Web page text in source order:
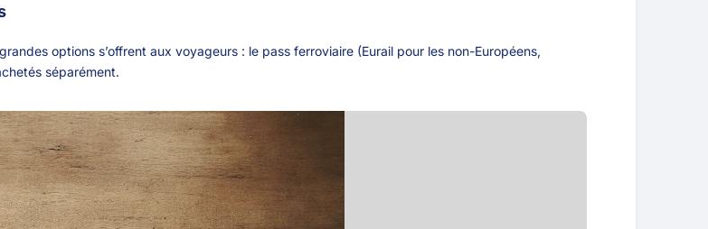
options s’offrent aux voyageurs : le pass ferroviaire (Eurail pour les non-Européens,
séparément.